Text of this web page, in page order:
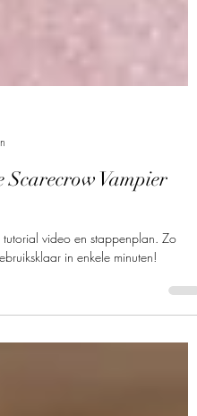
Vampier
video en stappenplan. Zo